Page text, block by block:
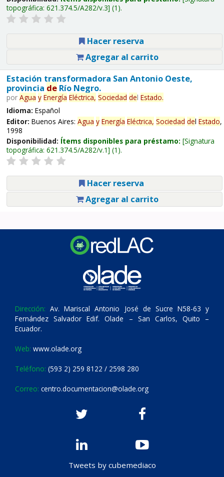
topográfica: 621.374.5/A282/v.3 (1).
Hacer reserva
Agregar al carrito
Estación transformadora San Antonio Oeste,
provincia deRío Negro.
por Agua y Energía Eléctrica, Sociedad del Estado.
Idioma: Español
Editor: Buenos Aires: Agua y Energía Eléctrica, Sociedad del Estado,
1998
Disponibilidad: Ítems disponibles para préstamo: Signatura
topográfica: 621.374.5/A282/v.1 (1).
Hacer reserva
Agregar al carrito
Dirección: Av. Mariscal Antonio José de Sucre N58-63 y
Fernández Salvador Edif. Olade – San Carlos, Quito –
Ecuador.
Web: www.olade.org
Teléfono: (593 2) 259 8122 / 2598 280
Correo: centro.documentacion@olade.org
Tweets by cubemediaco